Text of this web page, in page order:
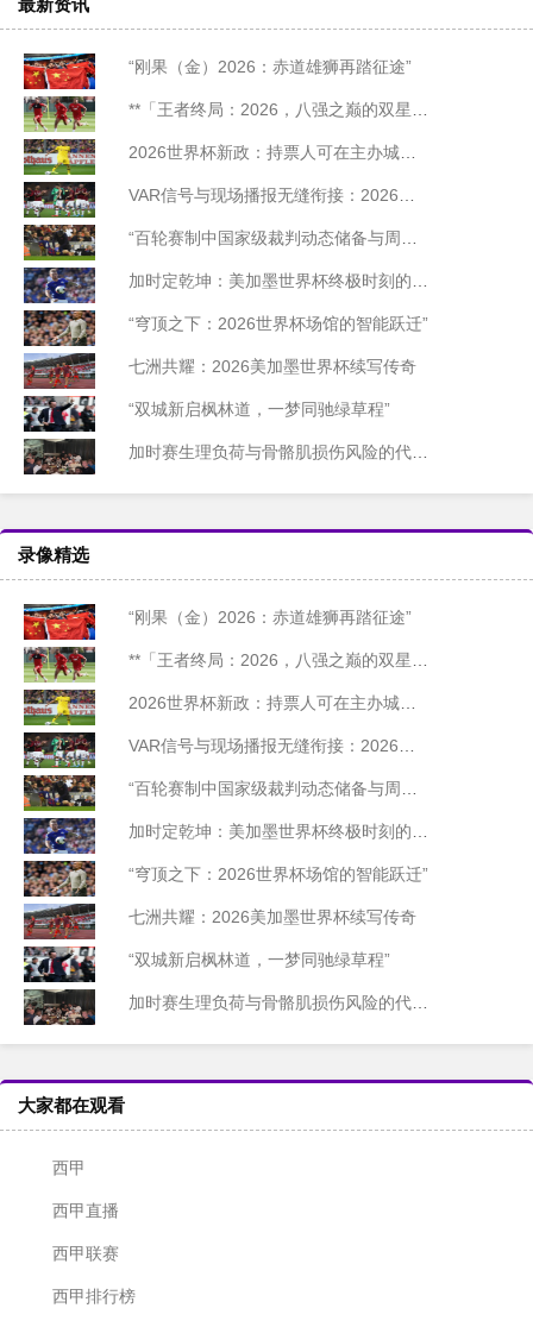
最新资讯
“刚果（金）2026：赤道雄狮再踏征途”
**「王者终局：2026，八强之巅的双星陨落」**
2026世界杯新政：持票人可在主办城市免费乘坐公交
VAR信号与现场播报无缝衔接：2026世界杯北美赛区技术前瞻
“百轮赛制中国家级裁判动态储备与周期迭代模型研究”
加时定乾坤：美加墨世界杯终极时刻的胜负密码
“穹顶之下：2026世界杯场馆的智能跃迁”
七洲共耀：2026美加墨世界杯续写传奇
“双城新启枫林道，一梦同驰绿草程”
加时赛生理负荷与骨骼肌损伤风险的代谢机制研究——基于2026世界杯备战周期的实证分析
录像精选
“刚果（金）2026：赤道雄狮再踏征途”
**「王者终局：2026，八强之巅的双星陨落」**
2026世界杯新政：持票人可在主办城市免费乘坐公交
VAR信号与现场播报无缝衔接：2026世界杯北美赛区技术前瞻
“百轮赛制中国家级裁判动态储备与周期迭代模型研究”
加时定乾坤：美加墨世界杯终极时刻的胜负密码
“穹顶之下：2026世界杯场馆的智能跃迁”
七洲共耀：2026美加墨世界杯续写传奇
“双城新启枫林道，一梦同驰绿草程”
加时赛生理负荷与骨骼肌损伤风险的代谢机制研究——基于2026世界杯备战周期的实证分析
大家都在观看
西甲
西甲直播
西甲联赛
西甲排行榜